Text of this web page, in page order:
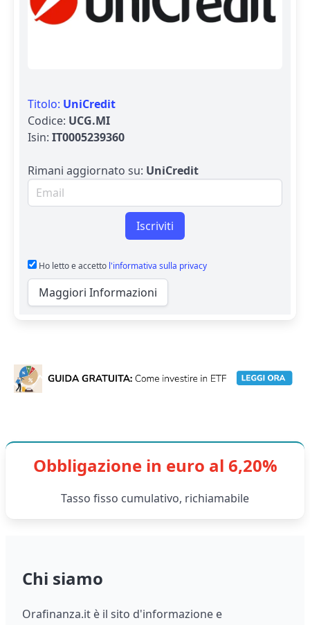
Titolo: UniCredit
Codice: UCG.MI
Isin: IT0005239360
Rimani aggiornato su: UniCredit
Email per newsletter
Iscriviti
Ho letto e accetto l'informativa sulla privacy
Maggiori Informazioni
Obbligazione in euro al 6,20%
Tasso fisso cumulativo, richiamabile
Chi siamo
Orafinanza.it è il sito d'informazione e